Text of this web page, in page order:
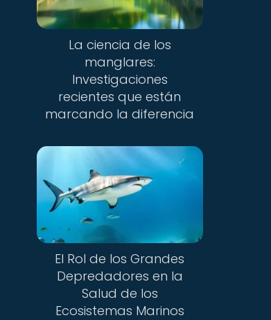
La ciencia de los
manglares:
Investigaciones
recientes que están
marcando la diferencia
El Rol de los Grandes
Depredadores en la
Salud de los
Ecosistemas Marinos